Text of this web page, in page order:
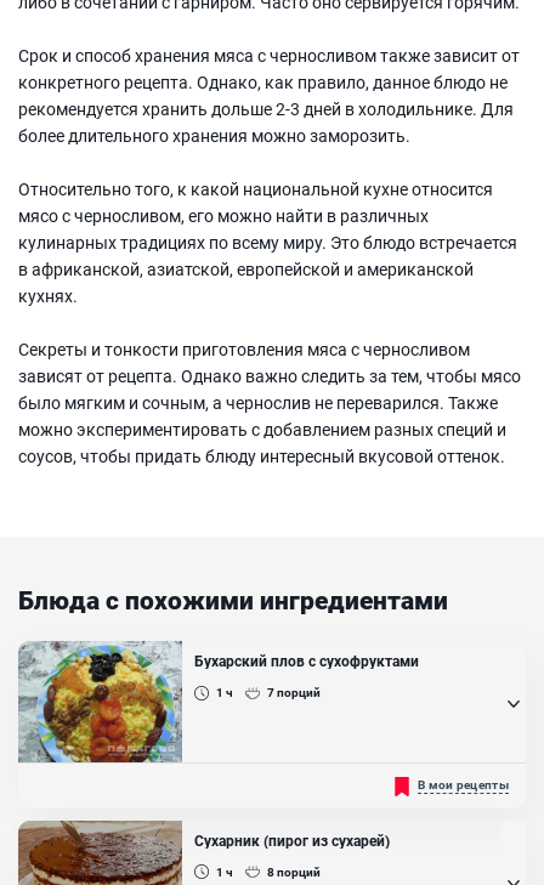
Срок и способ хранения мяса с черносливом также зависит от
конкретного рецепта. Однако, как правило, данное блюдо не
рекомендуется хранить дольше 2-3 дней в холодильнике. Для
более длительного хранения можно заморозить.
Относительно того, к какой национальной кухне относится
мясо с черносливом, его можно найти в различных
кулинарных традициях по всему миру. Это блюдо встречается
в африканской, азиатской, европейской и американской
кухнях.
Секреты и тонкости приготовления мяса с черносливом
зависят от рецепта. Однако важно следить за тем, чтобы мясо
было мягким и сочным, а чернослив не переварился. Также
можно экспериментировать с добавлением разных специй и
соусов, чтобы придать блюду интересный вкусовой оттенок.
Блюда с похожими ингредиентами
Бухарский плов с сухофруктами
1 ч 7порций
Не приторный, но сладковатый, ароматный и рассыпчатый
Бухарский плов с сухофруктами и орехами придется по вкусу как
взрослым, так и детям. Рис одинаково хорошо сочетается не
только с мясом, но и сладким черносливом, налитой солнцем
курагой, ароматной морковью и хрустящим фундуком. Такой рис
идеален на завтрак или обед, прекрасно сочетается с молоком
В мои рецепты
Сухарник (пирог из сухарей)
1 ч 8порций